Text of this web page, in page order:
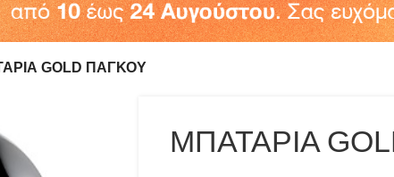
GOLD ΠΑΓΚΟΥ
ΜΠΑΤΑΡΙΑ